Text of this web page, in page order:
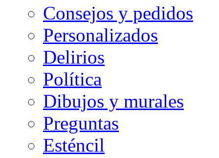
Consejos y pedidos
Personalizados
Delirios
Política
Dibujos y murales
Preguntas
Esténcil